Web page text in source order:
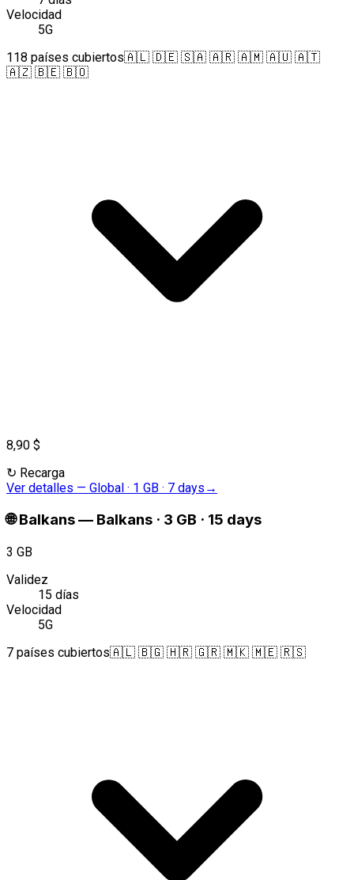
Velocidad
5G
118 países cubiertos🇦🇱 🇩🇪 🇸🇦 🇦🇷 🇦🇲 🇦🇺 🇦🇹
🇦🇿 🇧🇪 🇧🇴
8,90 $
↻ Recarga
Ver detalles — Global · 1 GB · 7 days →
🌐 Balkans— Balkans · 3 GB · 15 days
3 GB
Validez
15 días
Velocidad
5G
7 países cubiertos🇦🇱 🇧🇬 🇭🇷 🇬🇷 🇲🇰 🇲🇪 🇷🇸